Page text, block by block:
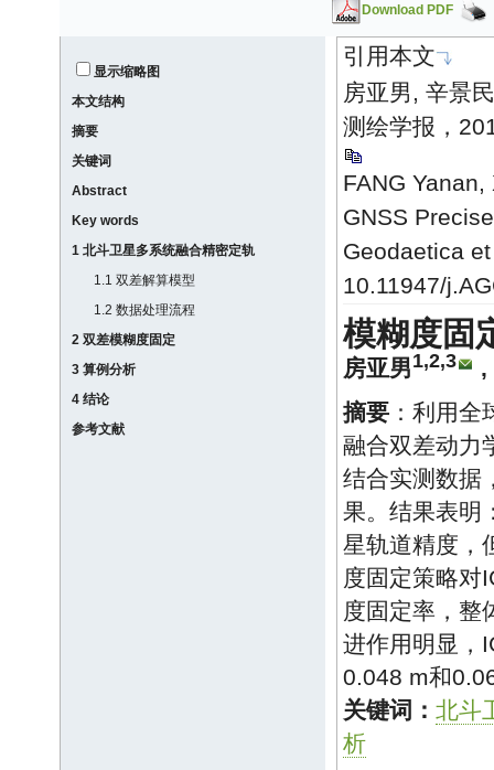
Download PDF
显示缩略图
本文结构
摘要
关键词
Abstract
Key words
1 北斗卫星多系统融合精密定轨
1.1 双差解算模型
1.2 数据处理流程
2 双差模糊度固定
3 算例分析
4 结论
参考文献
引用本文
房亚男, 辛景
测绘学报，
FANG
GNSS
Geodaetica
10.11947/
模糊度固
房亚男1,2,3
,
摘要 ：利用
融合双差动力
结合实测数据
果。结果表明
星轨道精度，
度固定策略对
度固定率，整
进作用明显，
0.048 m和
关键词： 北斗
析